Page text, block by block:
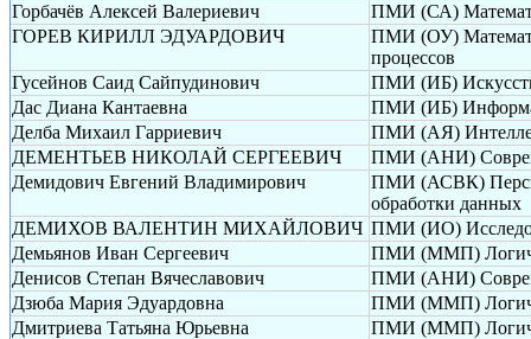
Горбачёв Алексей Валериевич
ПМИ (СА)
ГОРЕВ КИРИЛЛ ЭДУАРДОВИЧ
ПМИ (ОУ)
процессов
Гусейнов Саид Сайпудинович
ПМИ (ИБ)
Дас Диана Кантаевна
ПМИ (ИБ)
Делба Михаил Гарриевич
ПМИ (АЯ)
ДЕМЕНТЬЕВ НИКОЛАЙ СЕРГЕЕВИЧ
ПМИ (АНИ)
Демидович Евгений Владимирович
ПМИ (АСВК)
обработки данных
ДЕМИХОВ ВАЛЕНТИН МИХАЙЛОВИЧ ПМИ (ИО)
Демьянов Иван Сергеевич
ПМИ (ММП)
Денисов Степан Вячеславович
ПМИ (АНИ)
Дзюба Мария Эдуардовна
ПМИ (ММП)
Дмитриева Татьяна Юрьевна
ПМИ (ММП)